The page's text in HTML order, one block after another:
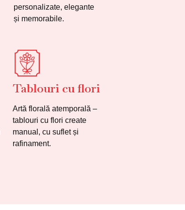
personalizate, elegante
și memorabile.
Tablouri cu flori
Artă florală atemporală –
tablouri cu flori create
manual, cu suflet și
rafinament.